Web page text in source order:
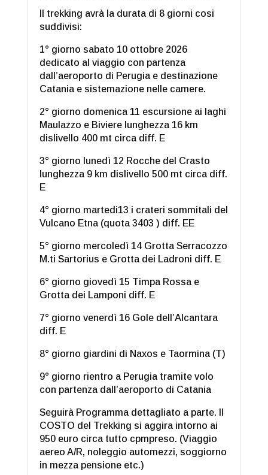
Il trekking avrà la durata di 8 giorni cosi
suddivisi:
1° giorno sabato 10 ottobre 2026
dedicato al viaggio con partenza
dall’aeroporto di Perugia e destinazione
Catania e sistemazione nelle camere.
2° giorno domenica 11 escursione ai laghi
Maulazzo e Biviere lunghezza 16 km
dislivello 400 mt circa diff. E
3° giorno lunedì 12 Rocche del Crasto
lunghezza 9 km dislivello 500 mt circa diff.
E
4° giorno martedi13 i crateri sommitali del
Vulcano Etna (quota 3403 ) diff. EE
5° giorno mercoledì 14 Grotta Serracozzo
M.ti Sartorius e Grotta dei Ladroni diff. E
6° giorno giovedì 15 Timpa Rossa e
Grotta dei Lamponi diff. E
7° giorno venerdì 16 Gole dell’Alcantara
diff. E
8° giorno giardini di Naxos e Taormina (T)
9° giorno rientro a Perugia tramite volo
con partenza dall’aeroporto di Catania
Seguirà Programma dettagliato a parte. Il
COSTO del Trekking si aggira intorno ai
950 euro circa tutto cpmpreso. (Viaggio
aereo A/R, noleggio automezzi, soggiorno
in mezza pensione etc.)